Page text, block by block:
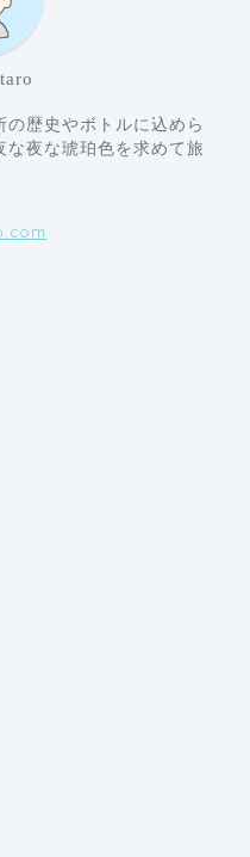
の歴史やボトルに込めら
な夜な琥珀色を求めて旅